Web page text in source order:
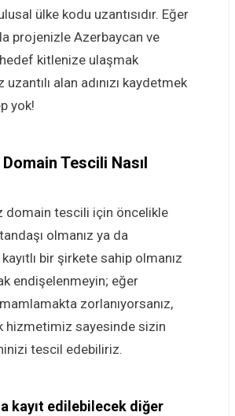
ülke kodu uzantısıdır. Eğer
projenizle Azerbaycan ve
kitlenize ulaşmak
alan adınızı kaydetmek
yok!
Tescili Nasıl
domain tescili için öncelikle
olmanız ya da
bir şirkete sahip olmanız
endişelenmeyin; eğer
zorlanıyorsanız,
hizmetimiz sayesinde sizin
tescil edebiliriz.
kayıt edilebilecek diğer